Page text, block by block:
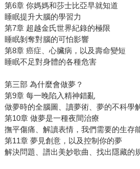
第6章 你媽媽和莎士比亞早就知道
睡眠提升大腦的學習力
第7章 超越金氏世界紀錄的極限
睡眠剝奪對腦的可怕影響
第8章 癌症、心臟病，以及壽命變短
睡眠不足對身體的各種危害
第三部 為什麼會做夢？
第9章 每一晚陷入精神錯亂
做夢時的全腦圖、讀夢術、夢的不科學
第10章 做夢是一種夜間治療
撫平傷痛、解讀表情，我們需要的生存
第11章 夢見創意，以及控制你的夢
解決問題、譜出美妙歌曲、找出隱藏的